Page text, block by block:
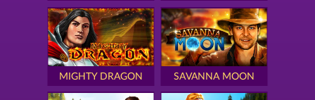
MIGHTY DRAGON SAVANNA MOON